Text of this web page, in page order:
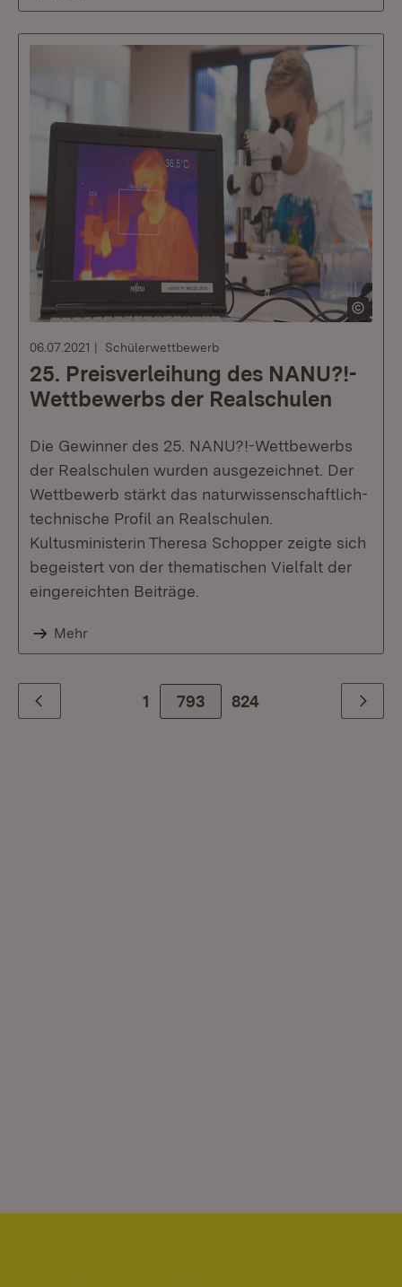
06.07.2021 Schülerwettbewerb
25. Preisverleihung des NANU?!-
Wettbewerbs der Realschulen
Die Gewinner des 25. NANU?!-Wettbewerbs
der Realschulen wurden ausgezeichnet. Der
Wettbewerb stärkt das naturwissenschaftlich-
technische Profil an Realschulen.
Kultusministerin Theresa Schopper zeigte sich
begeistert von der thematischen Vielfalt der
eingereichten Beiträge.
Mehr
Zurück 1 793 Zur letzte Seite
824 Weiter